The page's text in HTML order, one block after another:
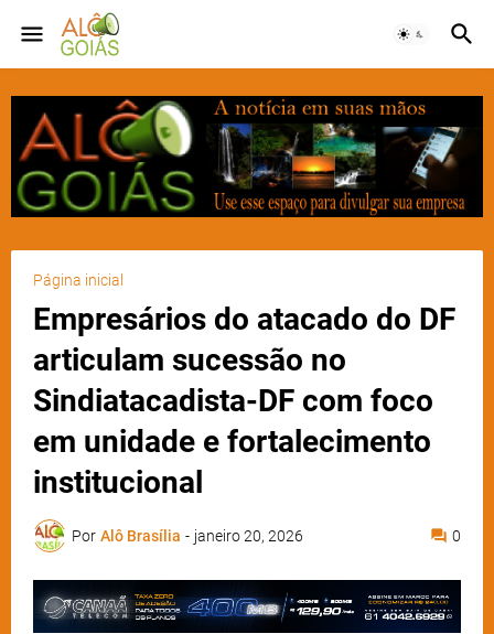
Página inicial
Empresários do atacado do DF
articulam sucessão no
Sindiatacadista-DF com foco
em unidade e fortalecimento
institucional
Por Alô Brasília - janeiro 20, 2026 0